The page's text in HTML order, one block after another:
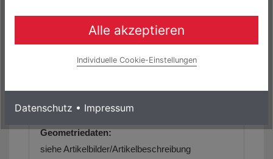
Gewicht:
keine Angaben
max. zulässiges Gesamtgewicht:
keine Angaben
Geometriedaten:
siehe Artikelbilder/Artikelbeschreibung
Alle akzeptieren
Individuelle Cookie-Einstellungen
Datenschutz • Impressum